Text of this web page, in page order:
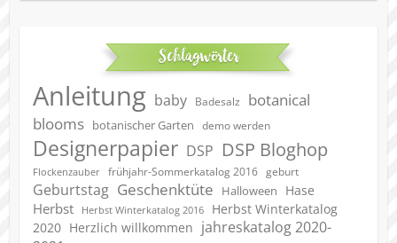
Schlagwörter
Anleitung baby Badesalz
botanical
blooms botanischer Garten demo werden
Designerpapier DSP DSP Bloghop
Flockenzauber frühjahr-Sommerkatalog 2016 geburt
Geburtstag Geschenktüte Halloween Hase
Herbst Herbst Winterkatalog 2016
Herbst Winterkatalog
2020 Herzlich willkommen jahreskatalog 2020-